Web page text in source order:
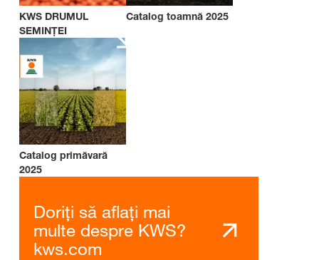
KWS DRUMUL
SEMINȚEI
Catalog toamnă 2025
Catalog primăvară
2025
Doriți să aflați mai
multe despre KWS?
kws.com